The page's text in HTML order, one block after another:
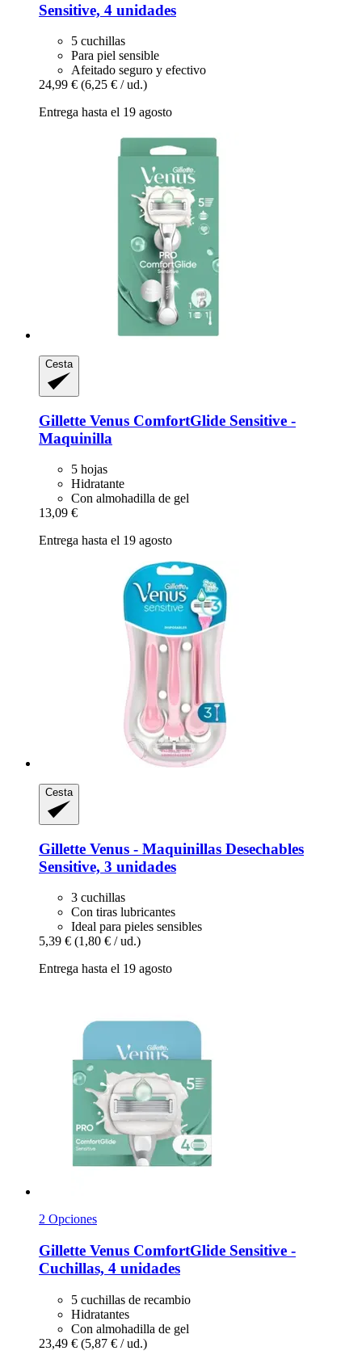
Sensitive, 4 unidades
5 cuchillas
Para piel sensible
Afeitado seguro y efectivo
24,99 € (6,25 € / ud.)
Entrega hasta el 19 agosto
Cesta
Gillette Venus ComfortGlide Sensitive -​
Maquinilla
5 hojas
Hidratante
Con almohadilla de gel
13,09 €
Entrega hasta el 19 agosto
Cesta
Gillette Venus -​ Maquinillas Desechables
Sensitive, 3 unidades
3 cuchillas
Con tiras lubricantes
Ideal para pieles sensibles
5,39 € (1,80 € / ud.)
Entrega hasta el 19 agosto
2 Opciones
Gillette Venus ComfortGlide Sensitive -​
Cuchillas, 4 unidades
5 cuchillas de recambio
Hidratantes
Con almohadilla de gel
23,49 € (5,87 € / ud.)